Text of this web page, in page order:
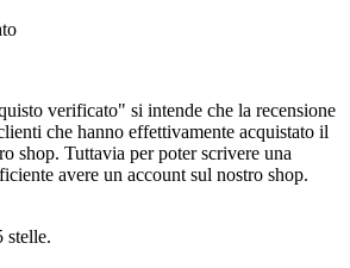
verificato" si intende che la recensione
che hanno effettivamente acquistato il
shop. Tuttavia per poter scrivere una
avere un account sul nostro shop.
stelle.